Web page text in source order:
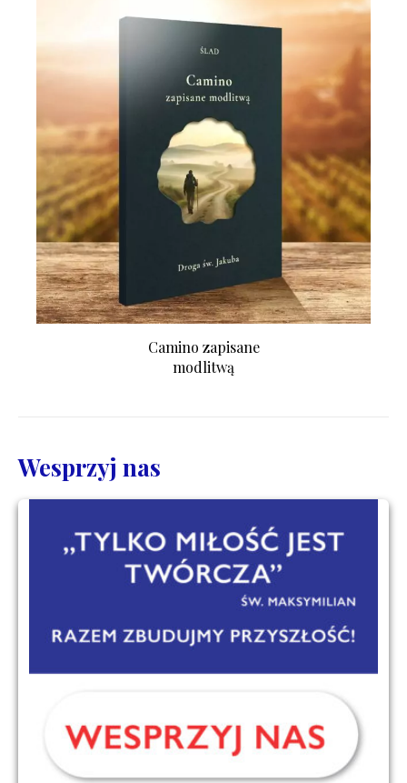
Camino zapisane
modlitwą
Wesprzyj nas